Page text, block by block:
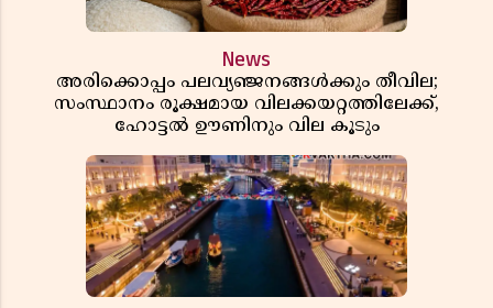
News
അരിക്കൊപ്പം പലവ്യഞ്ജനങ്ങൾക്കും തീവില;
സംസ്ഥാനം രൂക്ഷമായ വിലക്കയറ്റത്തിലേക്ക്,
ഹോട്ടൽ ഊണിനും വില കൂടും